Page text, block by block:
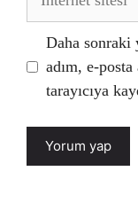
Daha sonraki
adım, e-
tarayıcıya